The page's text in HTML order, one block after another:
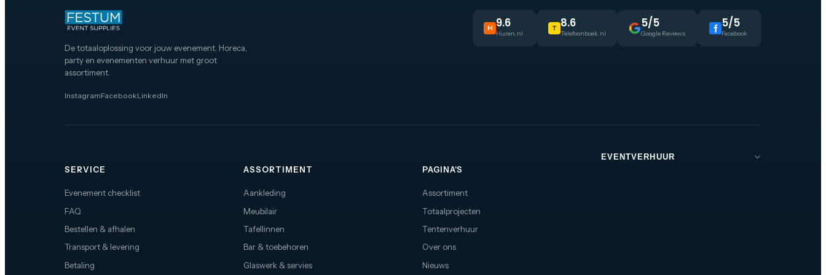
De totaaloplossing voor jouw evenement. Horeca,
party en evenementen verhuur met groot
assortiment.
InstagramFacebookLinkedIn
H 9.6
Huren.nl
T 8.6
Telefoonboek.nl
5/5
Google Reviews
5/5
Facebook
SERVICE
Evenement checklist
FAQ
Bestellen & afhalen
Transport & levering
Betaling
ASSORTIMENT
Aankleding
Meubilair
Tafellinnen
Bar & toebehoren
Glaswerk & servies
PAGINA'S
Assortiment
Totaalprojecten
Tentenverhuur
Over ons
Nieuws
EVENTVERHUUR